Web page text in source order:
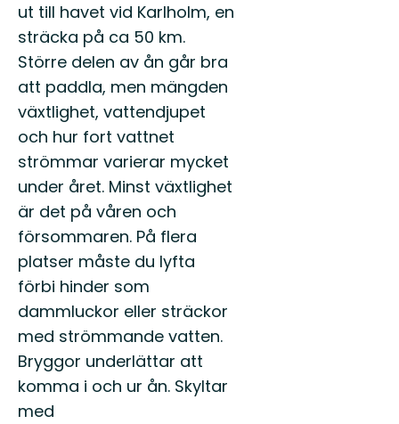
ut till havet vid Karlholm, en
sträcka på ca 50 km.
Större delen av ån går bra
att paddla, men mängden
växtlighet, vattendjupet
och hur fort vattnet
strömmar varierar mycket
under året. Minst växtlighet
är det på våren och
försommaren. På flera
platser måste du lyfta
förbi hinder som
dammluckor eller sträckor
med strömmande vatten.
Bryggor underlättar att
komma i och ur ån. Skyltar
med